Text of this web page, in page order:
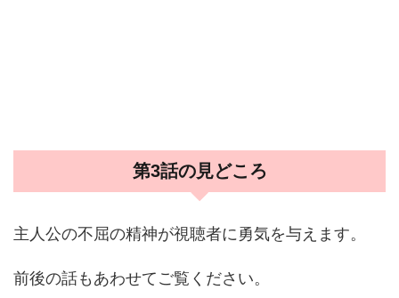
第3話の見どころ
主人公の不屈の精神が視聴者に勇気を与えます。
前後の話もあわせてご覧ください。